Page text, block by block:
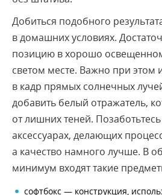
Добиться подобного
в домашних условиях.
позицию в хорошо
светом месте. Важно при этом
в кадр прямых солнечных
добавить белый отражатель,
от лишних теней.
аксессуарах, делающих
а качество намного лучше. В
минимум входят такие
софтбокс — конструкция,